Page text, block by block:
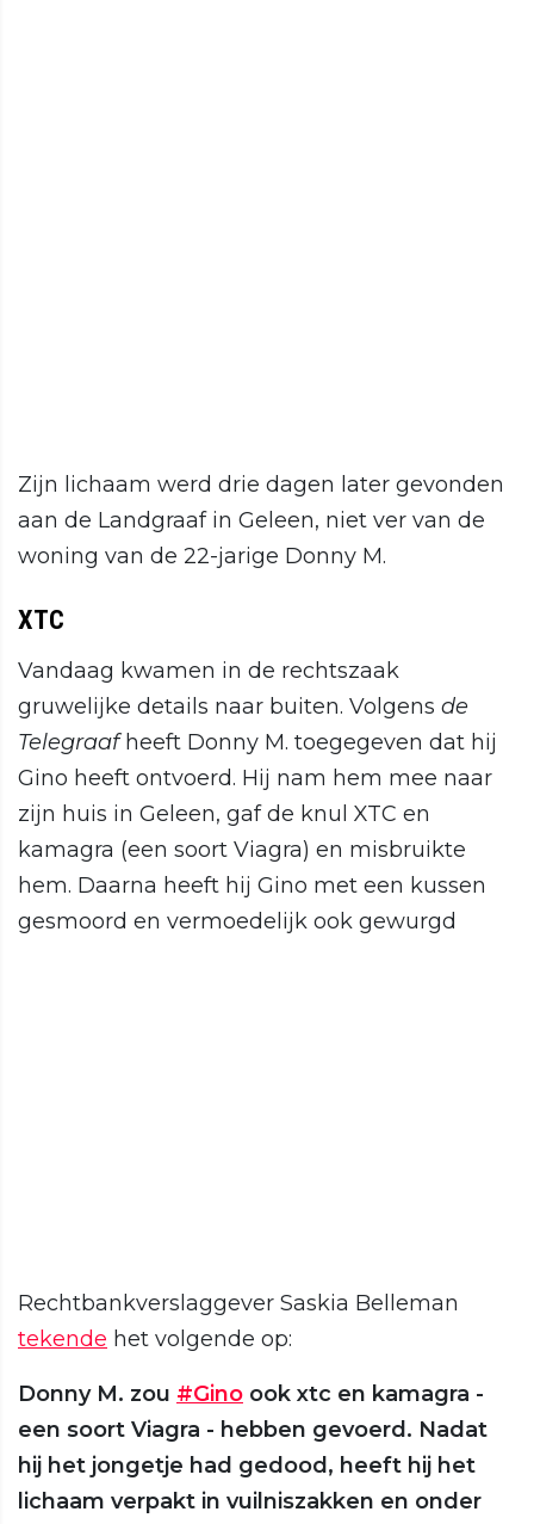
Zijn lichaam werd drie dagen later gevonden
aan de Landgraaf in Geleen, niet ver van de
woning van de 22-jarige Donny M.
XTC
Vandaag kwamen in de rechtszaak
gruwelijke details naar buiten. Volgens de
Telegraafheeft Donny M. toegegeven dat hij
Gino heeft ontvoerd. Hij nam hem mee naar
zijn huis in Geleen, gaf de knul XTC en
kamagra (een soort Viagra) en misbruikte
hem. Daarna heeft hij Gino met een kussen
gesmoord en vermoedelijk ook gewurgd
Rechtbankverslaggever Saskia Belleman
tekende het volgende op:
Donny M. zou #Gino ook xtc en kamagra -
een soort Viagra - hebben gevoerd. Nadat
hij het jongetje had gedood, heeft hij het
lichaam verpakt in vuilniszakken en onder